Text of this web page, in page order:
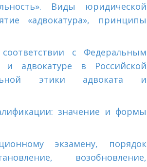
Виды юридической
«адвокатура», принципы
с Федеральным
и адвокатуре в Российской
этики адвоката и
значение и формы
экзамену, порядок
возобновление,